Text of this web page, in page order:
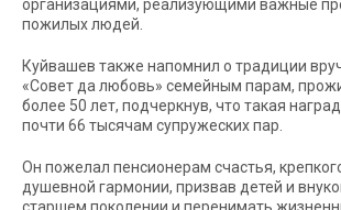
организациями, реализующими важные
пожилых людей.
Куйвашев также напомнил о традиции
«Совет да любовь» семейным парам,
более 50 лет, подчеркнув, что такая
почти 66 тысячам супружеских пар.
Он пожелал пенсионерам счастья,
душевной гармонии, призвав детей и